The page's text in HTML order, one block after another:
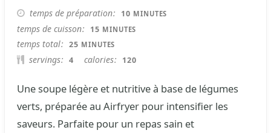
temps de préparation 10 MINUTES
MINUTES
temps de cuisson 15 MINUTES
MINUTES
temps total 25 MINUTES
MINUTES
servings 4 calories 120
Une soupe légère et nutritive à base de légumes
verts, préparée au Airfryer pour intensifier les
saveurs. Parfaite pour un repas sain et